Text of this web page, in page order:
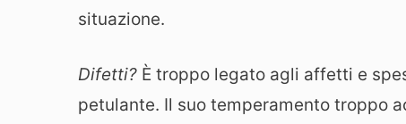
situazione.
Difetti? È troppo legato agli affetti e
petulante. Il suo temperamento troppo